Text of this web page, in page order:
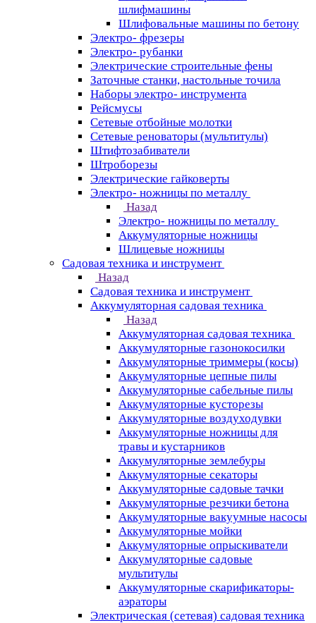
шлифмашины
Шлифовальные машины по бетону
Электро- фрезеры
Электро- рубанки
Электрические строительные фены
Заточные станки, настольные точила
Наборы электро- инструмента
Рейсмусы
Сетевые отбойные молотки
Сетевые реноваторы (мультитулы)
Штифтозабиватели
Штроборезы
Электрические гайковерты
Электро- ножницы по металлу
Назад
Электро- ножницы по металлу
Аккумуляторные ножницы
Шлицевые ножницы
Cадовая техника и инструмент
Назад
Cадовая техника и инструмент
Аккумуляторная садовая техника
Назад
Аккумуляторная садовая техника
Аккумуляторные газонокосилки
Аккумуляторные триммеры (косы)
Аккумуляторные цепные пилы
Аккумуляторные сабельные пилы
Аккумуляторные кусторезы
Аккумуляторные воздуходувки
Аккумуляторные ножницы для
травы и кустарников
Аккумуляторные землебуры
Аккумуляторные секаторы
Аккумуляторные садовые тачки
Аккумуляторные резчики бетона
Аккумуляторные вакуумные насосы
Аккумуляторные мойки
Аккумуляторные опрыскиватели
Аккумуляторные садовые
мультитулы
Аккумуляторные скарификаторы-
аэраторы
Электрическая (сетевая) садовая техника